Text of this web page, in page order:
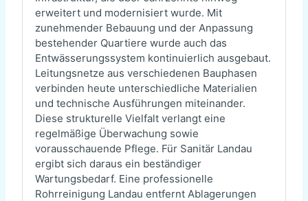
erweitert und modernisiert wurde. Mit
zunehmender Bebauung und der Anpassung
bestehender Quartiere wurde auch das
Entwässerungssystem kontinuierlich ausgebaut.
Leitungsnetze aus verschiedenen Bauphasen
verbinden heute unterschiedliche Materialien
und technische Ausführungen miteinander.
Diese strukturelle Vielfalt verlangt eine
regelmäßige Überwachung sowie
vorausschauende Pflege. Für Sanitär Landau
ergibt sich daraus ein beständiger
Wartungsbedarf. Eine professionelle
Rohrreinigung Landau entfernt Ablagerungen